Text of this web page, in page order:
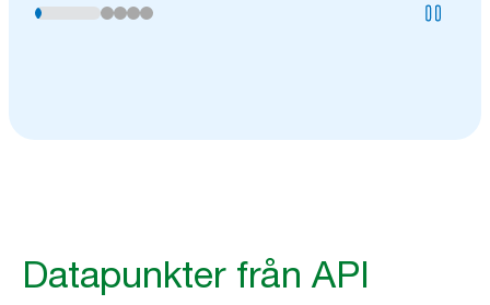
Datapunkter från API